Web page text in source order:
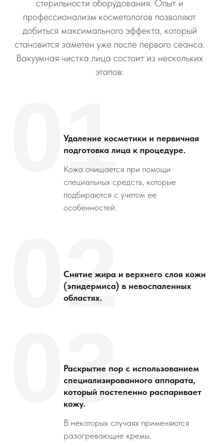
стерильности оборудования. Опыт и
профессионализм косметологов позволяют
добиться максимального эффекта, который
становится заметен уже после первого сеанса.
Вакуумная чистка лица состоит из нескольких
этапов:
Удаление косметики и первичная
подготовка лица к процедуре.
Кожа очищается при помощи
специальных средств, которые
подбираются с учетом ее
особенностей.
01
Снятие жира и верхнего слоя кожи
(эпидермиса) в невоспаленных
областях.
02
Раскрытие пор с использованием
специализированного аппарата,
который постепенно распаривает
кожу.
В некоторых случаях применяются
разогревающие кремы.
03